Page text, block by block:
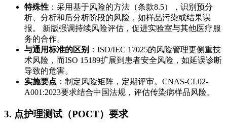
特殊性 ：采用基于风险的方法（条款8.5），识别预分
析、分析和后分析阶段的风险，如样品污染或结果误
报。 新版强调持续风险评估，促进实验室与其他医疗服
务的合作。
与通用标准的区别 ：ISO/IEC 17025的风险管理更侧重技
术风险，而ISO 15189扩展到患者安全风险，如延误诊断
导致的危害。
实施要点 ：制定风险矩阵，定期评审。CNAS-CL02-
A001:2023要求结合中国法规，评估传染病样品风险。
3. 点护理测试（POCT）要求